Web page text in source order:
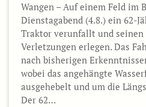
Wangen – Auf einem Feld im
Dienstagabend (4.8.) ein 62-
Traktor verunfallt und
Verletzungen erlegen. Das
nach bisherigen
wobei das angehängte
ausgehebelt und um die
Der 62…